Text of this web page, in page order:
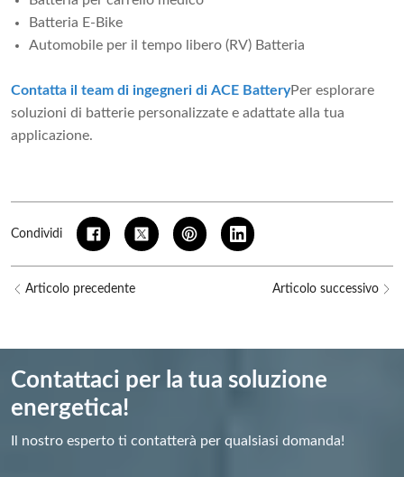
Batteria E-Bike
Automobile per il tempo libero (RV) Batteria
Contatta il team di ingegneri di ACE BatteryPer esplorare
soluzioni di batterie personalizzate e adattate alla tua
applicazione.
Condividi
Articolo precedente Articolo successivo
Contattaci per la tua soluzione
energetica!
Il nostro esperto ti contatterà per qualsiasi domanda!